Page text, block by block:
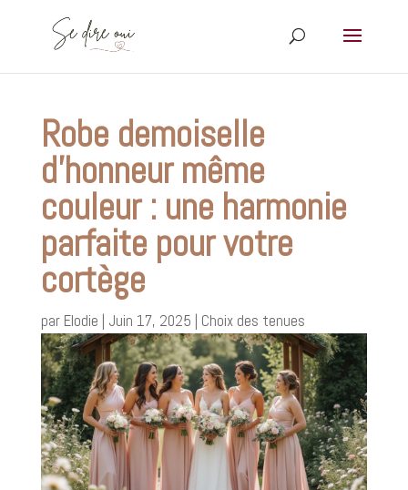
Robe demoiselle
d’honneur même
couleur : une harmonie
parfaite pour votre
cortège
par Elodie | Juin 17, 2025 | Choix des tenues